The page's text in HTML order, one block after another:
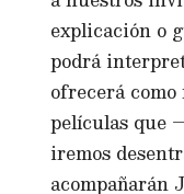
explicación o
podrá
ofrecerá
películas que
iremos
acompañarán